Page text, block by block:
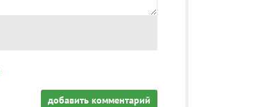
добавить комментарий